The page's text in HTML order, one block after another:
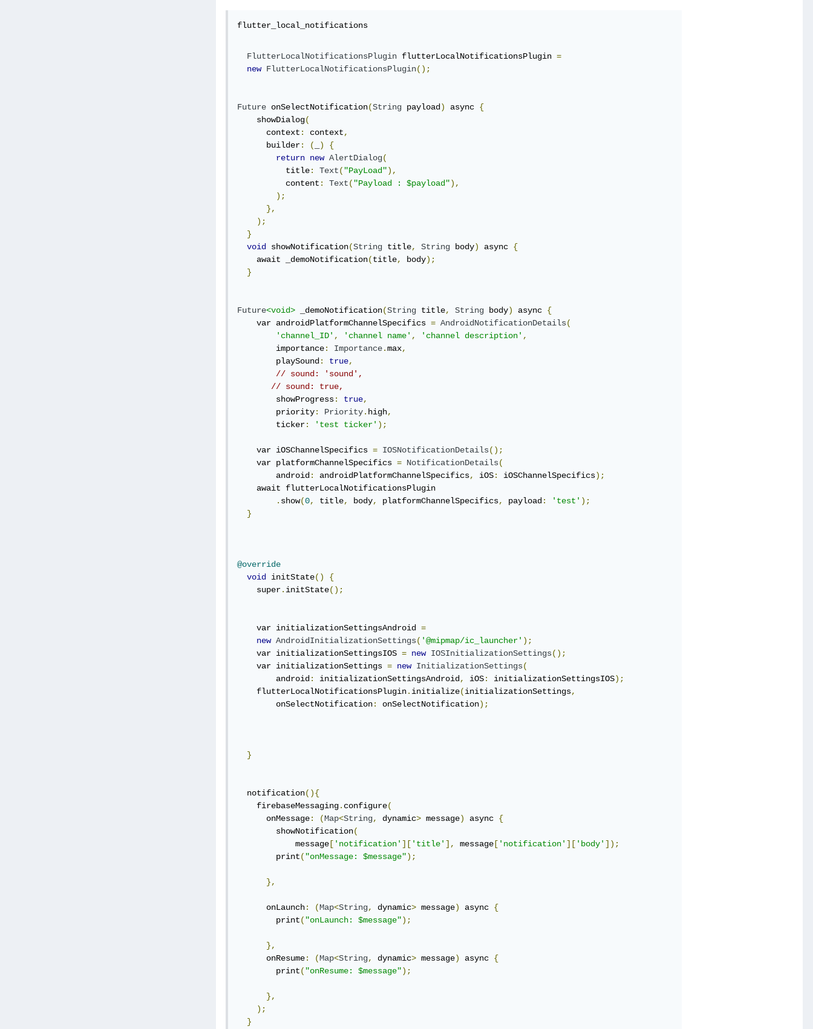
flutter_local_notifications
FlutterLocalNotificationsPlugin flutterLocalNotificationsPlugin =
new FlutterLocalNotificationsPlugin();
Future onSelectNotification(String payload ) async {
    showDialog
(
      context
: context,
      builder
: ( )
{
return new AlertDialog(
          title
: Text( "PayLoad"),
          content
: Text( "Payload : $payload"),
);
},
);
}
void
showNotification(String title, String body) async {
    await _demoNotification
(title, body);
}
Future<void> _demoNotification(String title, String body) async {
    var androidPlatformChannelSpecifics
= AndroidNotificationDetails(
'channel_ID' , 'channel name' , 'channel description' ,
        importance
: Importance.max,
        playSound
: true,
// sound: 'sound',
// sound: true,
        showProgress
: true,
        priority
: Priority. high,
        ticker
: 'test ticker' );
    var iOSChannelSpecifics
= IOSNotificationDetails();
    var platformChannelSpecifics
= NotificationDetails(
        android
: androidPlatformChannelSpecifics, iOS: iOSChannelSpecifics);
    await flutterLocalNotificationsPlugin
. show(0, title, body, platformChannelSpecifics, payload : 'test' );
}
@override
void
initState()
{
    super
. initState();
    var initializationSettingsAndroid
=
new AndroidInitializationSettings( '@mipmap/ic_launcher' );
    var initializationSettingsIOS
= new IOSInitializationSettings();
    var initializationSettings
= new InitializationSettings(
        android
: initializationSettingsAndroid , iOS: initializationSettingsIOS);
    flutterLocalNotificationsPlugin
. initialize(initializationSettings,
        onSelectNotification
: onSelectNotification);
}
  notification
(){
    firebaseMessaging
. configure(
      onMessage
: (Map<String, dynamic> message) async {
        showNotification
(
            message
[ 'notification' ][ 'title' ], message [ 'notification' ][ 'body' ]);
        print
( "onMessage: $message");
},
      onLaunch
: (Map<String, dynamic> message) async {
        print
( "onLaunch: $message");
},
      onResume
: (Map<String, dynamic> message) async {
        print
( "onResume: $message");
},
);
}